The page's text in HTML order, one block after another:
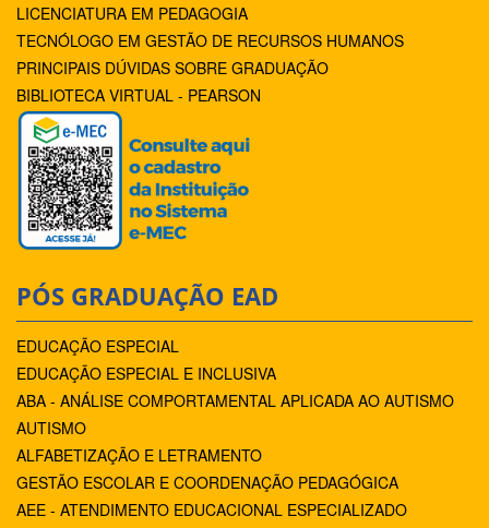
LICENCIATURA EM PEDAGOGIA
TECNÓLOGO EM GESTÃO DE RECURSOS HUMANOS
PRINCIPAIS DÚVIDAS SOBRE GRADUAÇÃO
BIBLIOTECA VIRTUAL - PEARSON
PÓS GRADUAÇÃO EAD
EDUCAÇÃO ESPECIAL
EDUCAÇÃO ESPECIAL E INCLUSIVA
ABA - ANÁLISE COMPORTAMENTAL APLICADA AO AUTISMO
AUTISMO
ALFABETIZAÇÃO E LETRAMENTO
GESTÃO ESCOLAR E COORDENAÇÃO PEDAGÓGICA
AEE - ATENDIMENTO EDUCACIONAL ESPECIALIZADO